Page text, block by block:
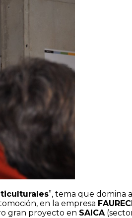
”, tema que domina
en la empresa
gran proyecto en SAICA